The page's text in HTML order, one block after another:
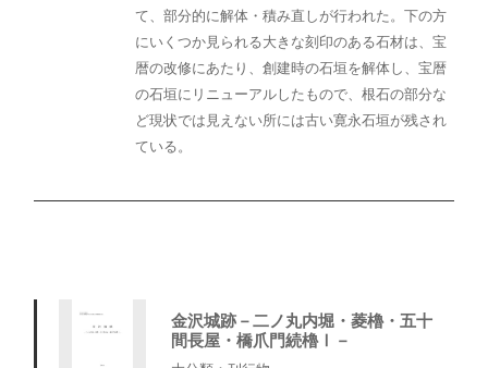
て、部分的に解体・積み直しが行われた。下の方
にいくつか見られる大きな刻印のある石材は、宝
暦の改修にあたり、創建時の石垣を解体し、宝暦
の石垣にリニューアルしたもので、根石の部分な
ど現状では見えない所には古い寛永石垣が残され
ている。
金沢城跡－二ノ丸内堀・菱櫓・五十
間長屋・橋爪門続櫓Ⅰ－